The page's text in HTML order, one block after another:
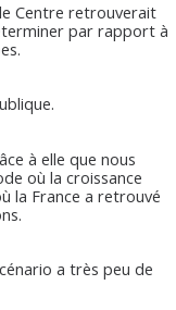
Centre retrouverait
par rapport à
à elle que nous
où la croissance
la France a retrouvé
a très peu de